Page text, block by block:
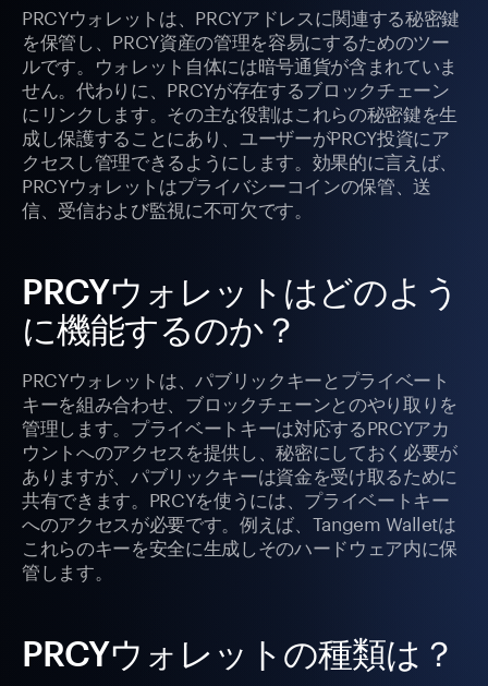
PRCYウォレットは、PRCYアドレスに関連する秘密鍵
を保管し、PRCY資産の管理を容易にするためのツー
ルです。ウォレット自体には暗号通貨が含まれていま
せん。代わりに、PRCYが存在するブロックチェーン
にリンクします。その主な役割はこれらの秘密鍵を生
成し保護することにあり、ユーザーがPRCY投資にア
クセスし管理できるようにします。効果的に言えば、
PRCYウォレットはプライバシーコインの保管、送
信、受信および監視に不可欠です。
PRCYウォレットはどのよう
に機能するのか？
PRCYウォレットは、パブリックキーとプライベート
キーを組み合わせ、ブロックチェーンとのやり取りを
管理します。プライベートキーは対応するPRCYアカ
ウントへのアクセスを提供し、秘密にしておく必要が
ありますが、パブリックキーは資金を受け取るために
共有できます。PRCYを使うには、プライベートキー
へのアクセスが必要です。例えば、Tangem Walletは
これらのキーを安全に生成しそのハードウェア内に保
管します。
PRCYウォレットの種類は？